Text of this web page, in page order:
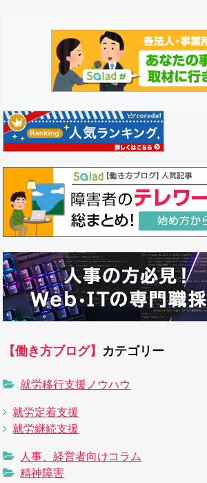
【働き方ブログ】 カテゴリー
就労移行支援ノウハウ
就労定着支援
就労継続支援
人事、経営者向けコラム
精神障害